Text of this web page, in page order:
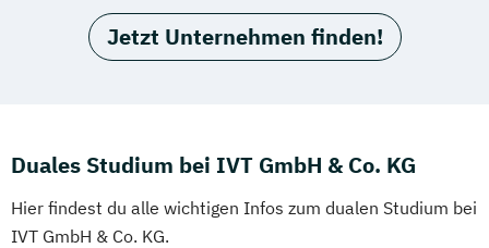
Jetzt Unternehmen finden!
Duales Studium bei IVT GmbH & Co. KG
Hier findest du alle wichtigen Infos zum dualen Studium bei
IVT GmbH & Co. KG.